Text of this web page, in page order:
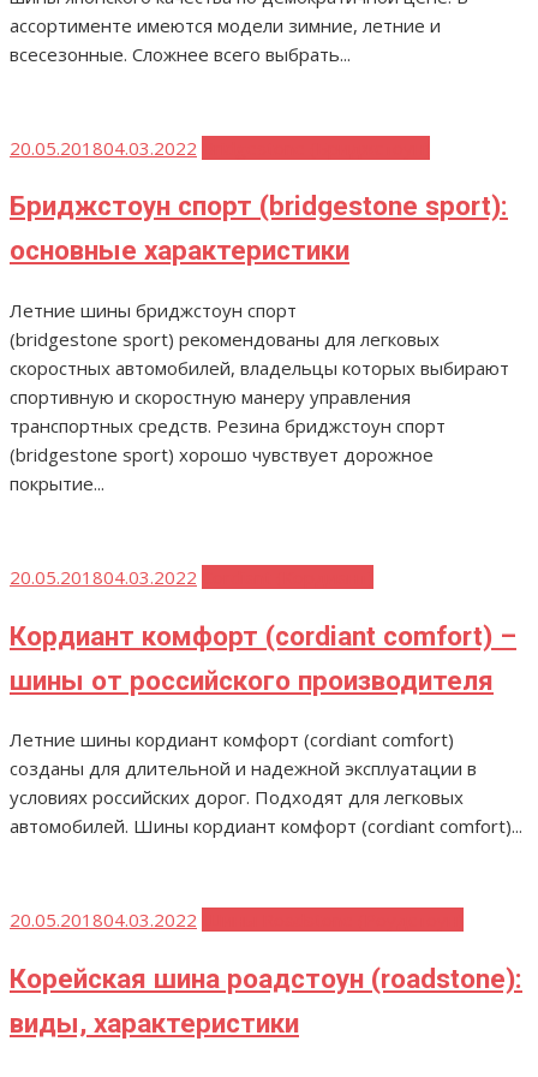
ассортименте имеются модели зимние, летние и
всесезонные. Сложнее всего выбрать...
Опубликовано
20.05.201804.03.2022
Бриджстоун спорт (bridgestone sport):
основные характеристики
Летние шины бриджстоун спорт
(bridgestone sport) рекомендованы для легковых
скоростных автомобилей, владельцы которых выбирают
спортивную и скоростную манеру управления
транспортных средств. Резина бриджстоун спорт
(bridgestone sport) хорошо чувствует дорожное
покрытие...
Опубликовано
20.05.201804.03.2022
Кордиант комфорт (cordiant comfort) –
шины от российского производителя
Летние шины кордиант комфорт (cordiant comfort)
созданы для длительной и надежной эксплуатации в
условиях российских дорог. Подходят для легковых
автомобилей. Шины кордиант комфорт (cordiant comfort)...
Опубликовано
20.05.201804.03.2022
Корейская шина роадстоун (roadstone):
виды, характеристики